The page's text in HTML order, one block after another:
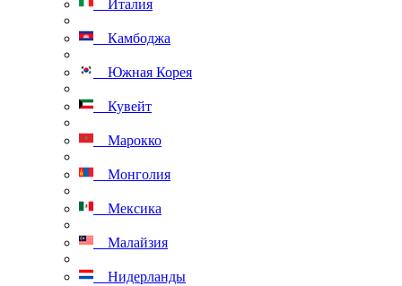
Италия
Камбоджа
Южная Корея
Кувейт
Марокко
Монголия
Мексика
Малайзия
Нидерланды